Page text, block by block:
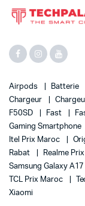
Airpods Batterie
Chargeur
F50SD
Fast
Gaming Smartphone
Itel Prix Maroc
Rabat
Realme
Samsung Galaxy A17
TCL Prix Maroc
Xiaomi